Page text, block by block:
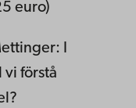
euro)
I
vi förstå